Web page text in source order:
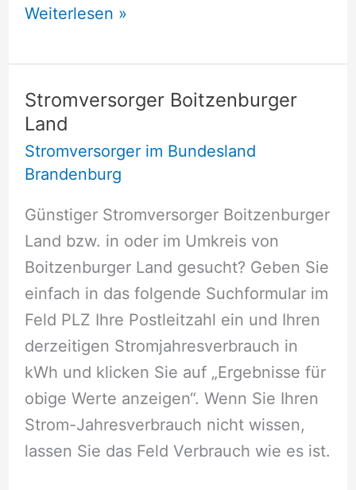
Stromversorger
Weiterlesen »
Stromversorger Boitzenburger
Land
Stromversorger im Bundesland
Brandenburg
Günstiger Stromversorger Boitzenburger
Land bzw. in oder im Umkreis von
Boitzenburger Land gesucht? Geben Sie
einfach in das folgende Suchformular im
Feld PLZ Ihre Postleitzahl ein und Ihren
derzeitigen Stromjahresverbrauch in
kWh und klicken Sie auf „Ergebnisse für
obige Werte anzeigen“. Wenn Sie Ihren
Strom-Jahresverbrauch nicht wissen,
lassen Sie das Feld Verbrauch wie es ist.